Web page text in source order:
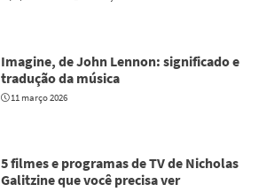
Imagine, de John Lennon: significado e
tradução da música
11 março 2026
5 filmes e programas de TV de Nicholas
Galitzine que você precisa ver